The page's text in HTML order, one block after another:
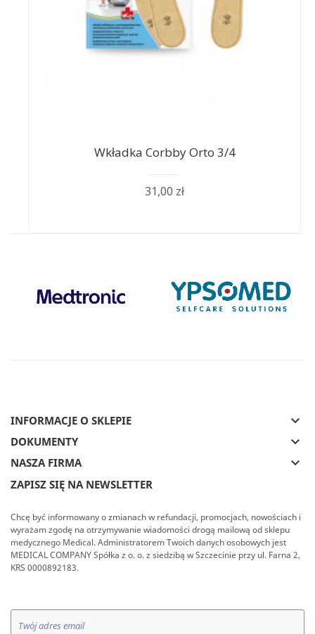
Wkładka Corbby Orto 3/4
31,00 zł
INFORMACJE O SKLEPIE keyboard_arrow_down
DOKUMENTY keyboard_arrow_down
NASZA FIRMA keyboard_arrow_down
ZAPISZ SIĘ NA NEWSLETTER
Chcę być informowany o zmianach w refundacji, promocjach, nowościach i
wyrażam zgodę na otrzymywanie wiadomości drogą mailową od sklepu
medycznego Medical. Administratorem Twoich danych osobowych jest
MEDICAL COMPANY Spółka z o. o. z siedzibą w Szczecinie przy ul. Farna 2,
KRS 0000892183.